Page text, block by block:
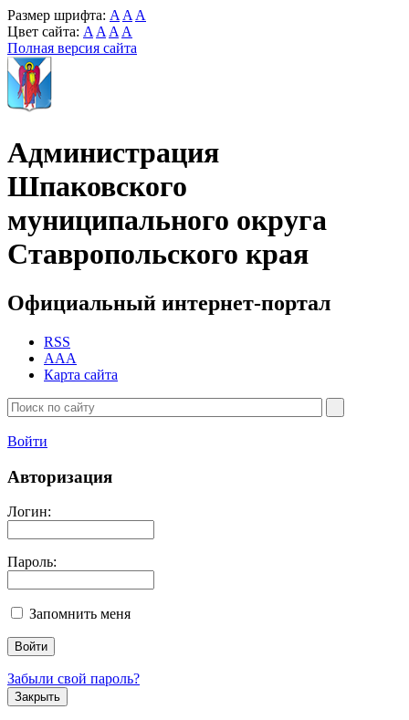
Размер шрифта: A A A
Цвет сайта: A A A A
Полная версия сайта
Администрация
Шпаковского
муниципального округа
Ставропольского края
Официальный интернет-портал
RSS
AAA
Карта сайта
Войти
Авторизация
Логин:
Пароль:
Запомнить меня
Забыли свой пароль?
Закрыть